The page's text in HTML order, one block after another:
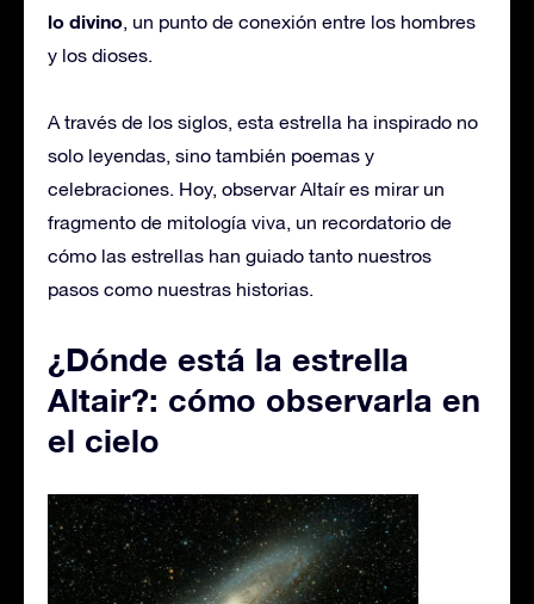
lo divino, un punto de conexión entre los hombres
y los dioses.
A través de los siglos, esta estrella ha inspirado no
solo leyendas, sino también poemas y
celebraciones. Hoy, observar Altaír es mirar un
fragmento de mitología viva, un recordatorio de
cómo las estrellas han guiado tanto nuestros
pasos como nuestras historias.
¿Dónde está la estrella
Altair?: cómo observarla en
el cielo